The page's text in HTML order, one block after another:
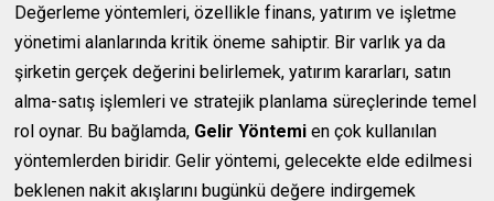
Değerleme yöntemleri, özellikle finans, yatırım ve işletme
yönetimi alanlarında kritik öneme sahiptir. Bir varlık ya da
şirketin gerçek değerini belirlemek, yatırım kararları, satın
alma-satış işlemleri ve stratejik planlama süreçlerinde temel
rol oynar. Bu bağlamda, Gelir Yöntemi en çok kullanılan
yöntemlerden biridir. Gelir yöntemi, gelecekte elde edilmesi
beklenen nakit akışlarını bugünkü değere indirgemek